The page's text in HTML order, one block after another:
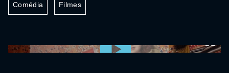
Comédia Filmes